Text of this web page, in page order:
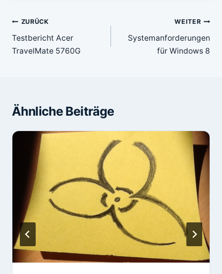
Beitragsnavigation
ZURÜCK
Testbericht Acer
TravelMate 5760G
WEITER
Systemanforderungen
für Windows 8
Ähnliche Beiträge